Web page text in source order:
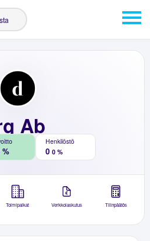
Ab
%
Henkilöstö
0 0 %
Toimipaikat Verkkolaskutus Tilinpäätös